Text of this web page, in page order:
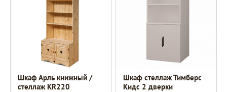
Шкаф Арль книжный /
стеллаж KR220
Шкаф стеллаж Тимберс
Кидс 2 дверки